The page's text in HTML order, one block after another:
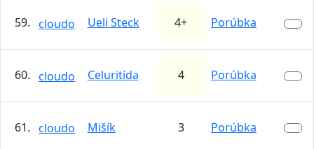
59. cloudo Ueli Steck 4+ Porúbka
60. cloudo Celuritída 4 Porúbka
61. cloudo Mišík 3 Porúbka